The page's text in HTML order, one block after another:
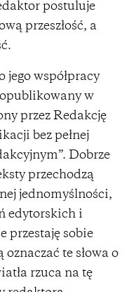
postuluje
przeszłość, a
jego współpracy
w
przez Redakcję
bez pełnej
Dobrze
przechodzą
jednomyślności,
edytorskich i
przestaję sobie
te słowa o
rzuca na tę